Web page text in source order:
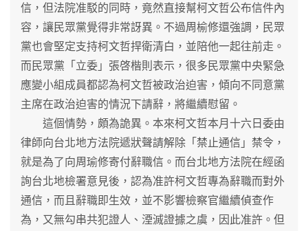
信，但法院准駁的同時，竟然直接幫柯文哲公布信件內
容，讓民眾黨覺得非常訝異。不過周榆修還強調，民眾
黨也會堅定支持柯文哲捍衛清白，並陪他一起往前走。
而民眾黨「立委」張啓楷則表示，很多民眾黨中央緊急
應變小組成員都認為柯文哲被政治迫害，傾向不同意黨
主席在政治迫害的情況下請辭，將繼續慰留。
這個情勢，頗為詭異。本來柯文哲本月十六日委由
律師向台北地方法院遞狀聲請解除「禁止通信」禁令，
就是為了向周瑜修寄付辭職信。而台北地方法院在經函
詢台北地檢署意見後，認為准許柯文哲專為辭職而對外
通信，而且辭職即生效，並不影響檢察官繼續偵查作
為，又無勾串共犯證人、湮滅證據之虞，因此准許。但